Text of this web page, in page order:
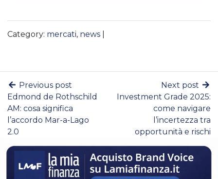
Category: mercati, news
Previous post
Edmond de Rothschild
AM: cosa significa
l’accordo Mar-a-Lago
2.0
Next post
Investment Grade 2025:
come navigare
l’incertezza tra
opportunità e rischi